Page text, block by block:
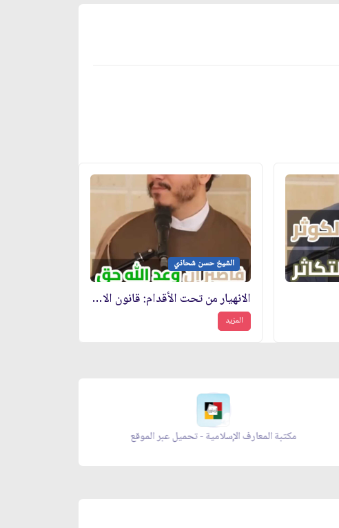
الشيخ حسن شحاذي
الانهيار من تحت الأقدام: قانون الاستدراج
المزيد
مكتبة المعارف الإسلامية - تحميل عبر الموقع